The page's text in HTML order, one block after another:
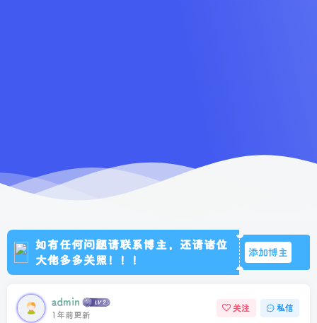
如有任何问题请联系博主，还请诸位
大佬多多关照！！！
添加博主
admin
1年前更新
关注 私信